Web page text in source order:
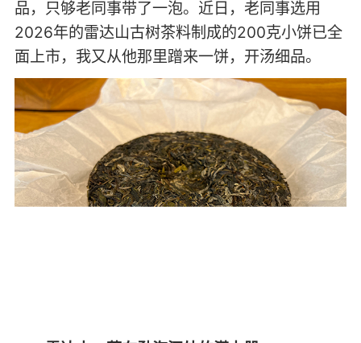
品，只够老同事带了一泡。近日，老同事选用
2026年的雷达山古树茶料制成的200克小饼已全
面上市，我又从他那里蹭来一饼，开汤细品。